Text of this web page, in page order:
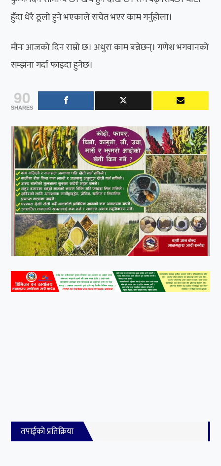
हुँदा धेरै ठूलो हुने भएकाले सचेत भएर काम गर्नुहोला।
मीनः आजको दिन राम्रो छ। अधुरा काम बन्नेछन्। गणेश भगवानको
सम्झना गर्दा फाइदा हुनेछ।
90
SHARES
तपाईको प्रतिक्रिया